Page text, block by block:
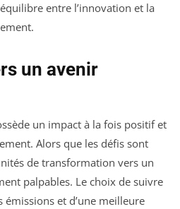
entre l’innovation et la
un avenir
un impact à la fois positif et
Alors que les défis sont
de transformation vers un
palpables. Le choix de suivre
émissions et d’une meilleure